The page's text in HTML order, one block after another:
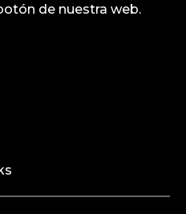
de nuestra web.